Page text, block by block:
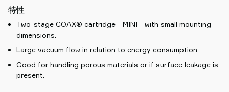
特性
Two-stage COAX® cartridge - MINI - with small mounting
dimensions.
Large vacuum flow in relation to energy consumption.
Good for handling porous materials or if surface leakage is
present.